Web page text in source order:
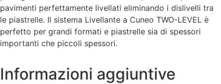
pavimenti perfettamente livellati eliminando i dislivelli tra
le piastrelle. Il sistema Livellante a Cuneo TWO-LEVEL è
perfetto per grandi formati e piastrelle sia di spessori
importanti che piccoli spessori.
Informazioni aggiuntive